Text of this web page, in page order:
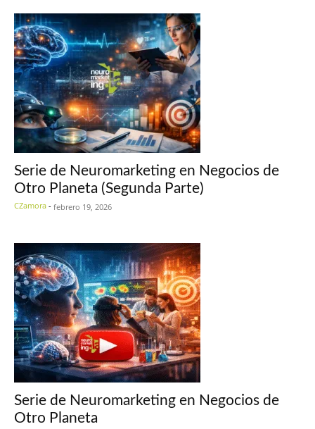
Serie de Neuromarketing en Negocios de
Otro Planeta (Segunda Parte)
CZamora - febrero 19, 2026
Serie de Neuromarketing en Negocios de
Otro Planeta